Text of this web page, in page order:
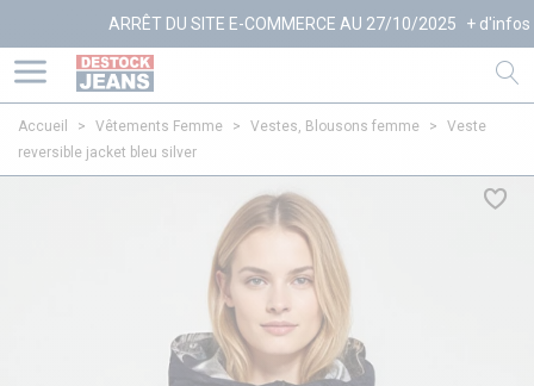
ARRÊT DU SITE E-COMMERCE AU 27/10/2025 + d'infos
Accueil > Vêtements Femme > Vestes, Blousons femme >
Veste
reversible jacket bleu silver